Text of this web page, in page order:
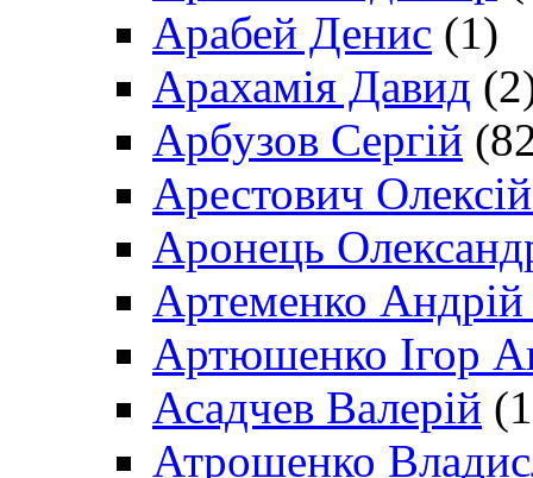
Арабей Денис (1)
Арахамія Давид
Арбузов Сергій
Арестович
Аронець
Артеменко Андрій
Артюшенко Ігор
Асадчев Валерій
Атрошенко